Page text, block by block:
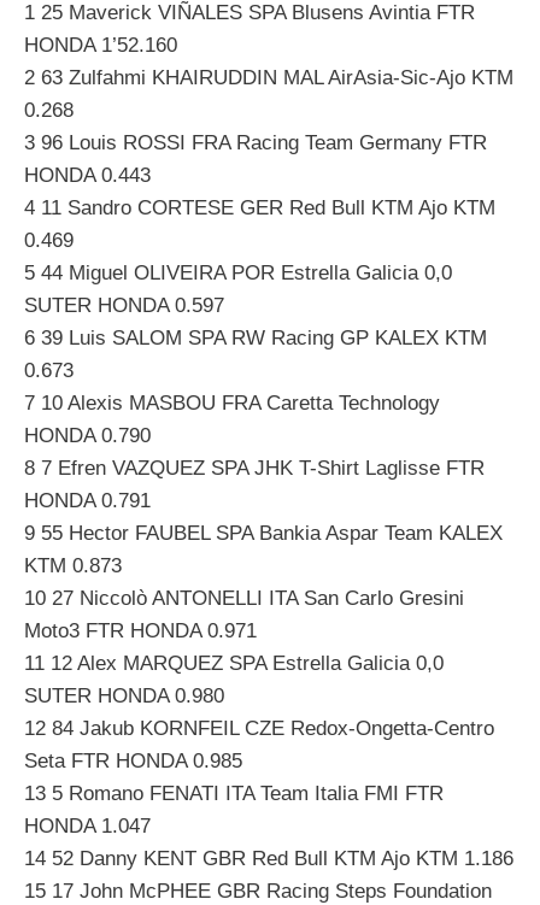
1 25 Maverick VIÑALES SPA Blusens Avintia FTR
HONDA 1’52.160
2 63 Zulfahmi KHAIRUDDIN MAL AirAsia-Sic-Ajo KTM
0.268
3 96 Louis ROSSI FRA Racing Team Germany FTR
HONDA 0.443
4 11 Sandro CORTESE GER Red Bull KTM Ajo KTM
0.469
5 44 Miguel OLIVEIRA POR Estrella Galicia 0,0
SUTER HONDA 0.597
6 39 Luis SALOM SPA RW Racing GP KALEX KTM
0.673
7 10 Alexis MASBOU FRA Caretta Technology
HONDA 0.790
8 7 Efren VAZQUEZ SPA JHK T-Shirt Laglisse FTR
HONDA 0.791
9 55 Hector FAUBEL SPA Bankia Aspar Team KALEX
KTM 0.873
10 27 Niccolò ANTONELLI ITA San Carlo Gresini
Moto3 FTR HONDA 0.971
11 12 Alex MARQUEZ SPA Estrella Galicia 0,0
SUTER HONDA 0.980
12 84 Jakub KORNFEIL CZE Redox-Ongetta-Centro
Seta FTR HONDA 0.985
13 5 Romano FENATI ITA Team Italia FMI FTR
HONDA 1.047
14 52 Danny KENT GBR Red Bull KTM Ajo KTM 1.186
15 17 John McPHEE GBR Racing Steps Foundation